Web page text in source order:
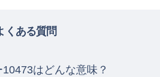
くある質問
はどんな意味？